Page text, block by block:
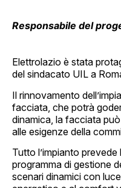
Responsabile del
Elettrolazio è stata
del sindacato UIL a
Il rinnovamento
facciata, che potrà
dinamica, la facciata
alle esigenze della
Tutto l’impianto
programma di gestione
scenari dinamici con